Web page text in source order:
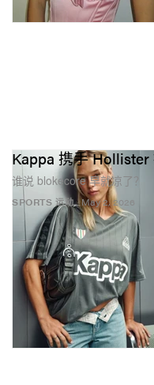
SPORTS 运动
Kappa 携手
谁说 blokecore 早就凉了？
May 2, 2026